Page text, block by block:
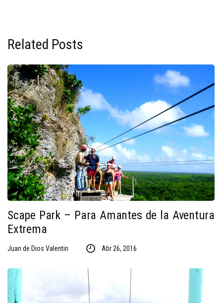
Related Posts
Scape Park – Para Amantes de la Aventura
Extrema
Juan de Dios Valentin Abr 26, 2016